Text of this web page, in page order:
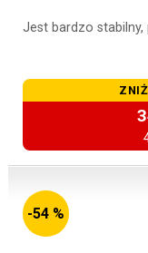
Jest bardzo
-54 %